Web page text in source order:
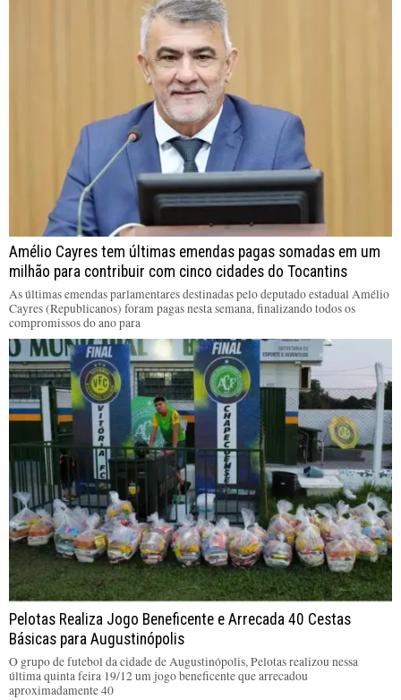
Amélio Cayres tem últimas emendas pagas somadas em um
milhão para contribuir com cinco cidades do Tocantins
As últimas emendas parlamentares destinadas pelo deputado estadual Amélio
Cayres (Republicanos) foram pagas nesta semana, finalizando todos os
compromissos do ano para
Pelotas Realiza Jogo Beneficente e Arrecada 40 Cestas
Básicas para Augustinópolis
O grupo de futebol da cidade de Augustinópolis, Pelotas realizou nessa
última quinta feira 19/12 um jogo beneficente que arrecadou
aproximadamente 40